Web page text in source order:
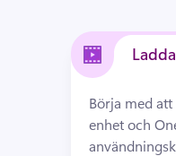
Börja med
enhet och